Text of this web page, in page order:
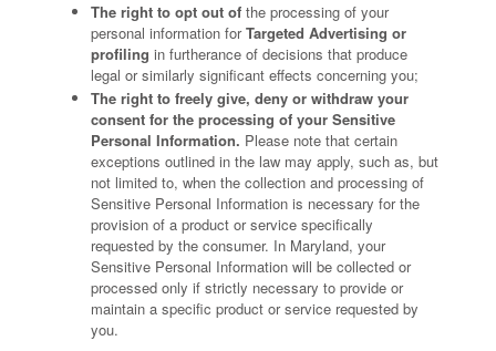
The right to opt out of the processing of your
personal information forTargeted Advertising or
profiling in furtherance of decisions that produce
legal or similarly significant effects concerning you;
The right to freely give, deny or withdraw your
consent for the processing of your Sensitive
Personal Information. Please note that certain
exceptions outlined in the law may apply, such as, but
not limited to, when the collection and processing of
Sensitive Personal Information is necessary for the
provision of a product or service specifically
requested by the consumer. In Maryland, your
Sensitive Personal Information will be collected or
processed only if strictly necessary to provide or
maintain a specific product or service requested by
you.